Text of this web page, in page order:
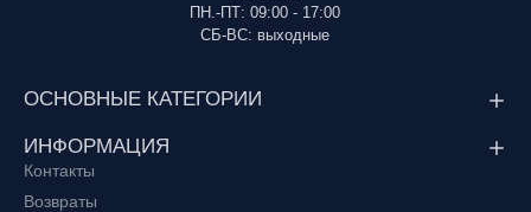
ПН.-ПТ: 09:00 - 17:00
СБ-ВС: выходные
ОСНОВНЫЕ КАТЕГОРИИ
ИНФОРМАЦИЯ
Контакты
Возвраты